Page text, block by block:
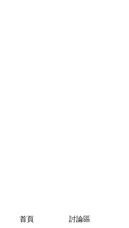
首頁 討論區